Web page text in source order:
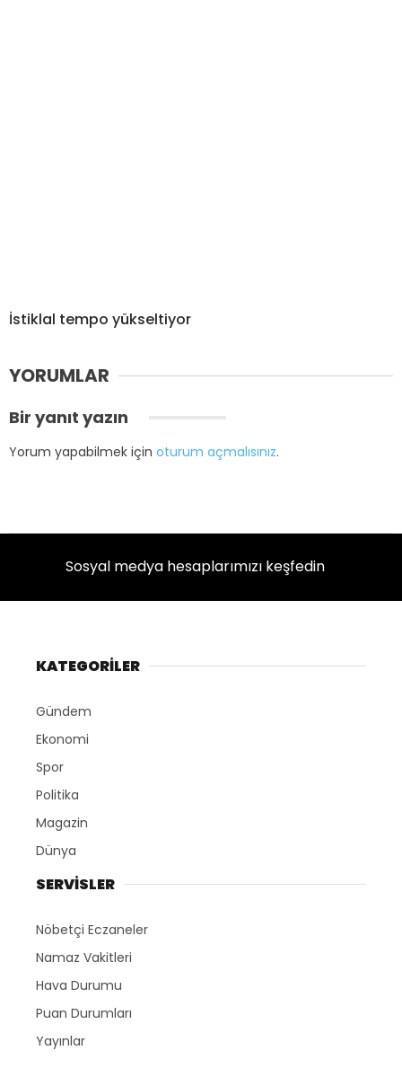
İstiklal tempo yükseltiyor
YORUMLAR
Bir yanıt yazın
Yorum yapabilmek için oturum açmalısınız.
Sosyal medya hesaplarımızı keşfedin
KATEGORİLER
Gündem
Ekonomi
Spor
Politika
Magazin
Dünya
SERVİSLER
Nöbetçi Eczaneler
Namaz Vakitleri
Hava Durumu
Puan Durumları
Yayınlar